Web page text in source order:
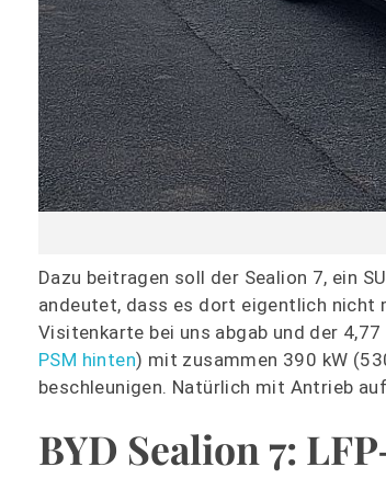
Dazu beitragen soll der Sealion 7, ein
andeutet, dass es dort eigentlich
Visitenkarte bei uns abgab und der
PSM hinten) mit zusammen 390 kW
beschleunigen. Natürlich mit Antrieb
BYD Sealion 7: